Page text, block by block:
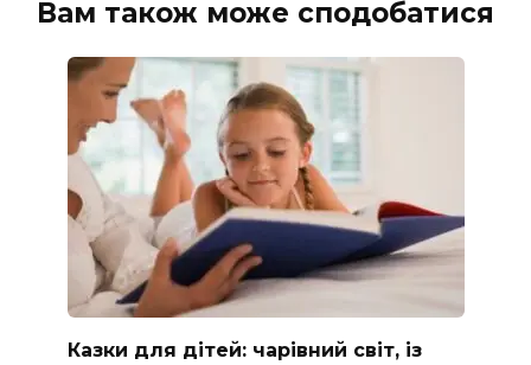
Вам також може сподобатися
Казки для дітей: чарівний світ, із